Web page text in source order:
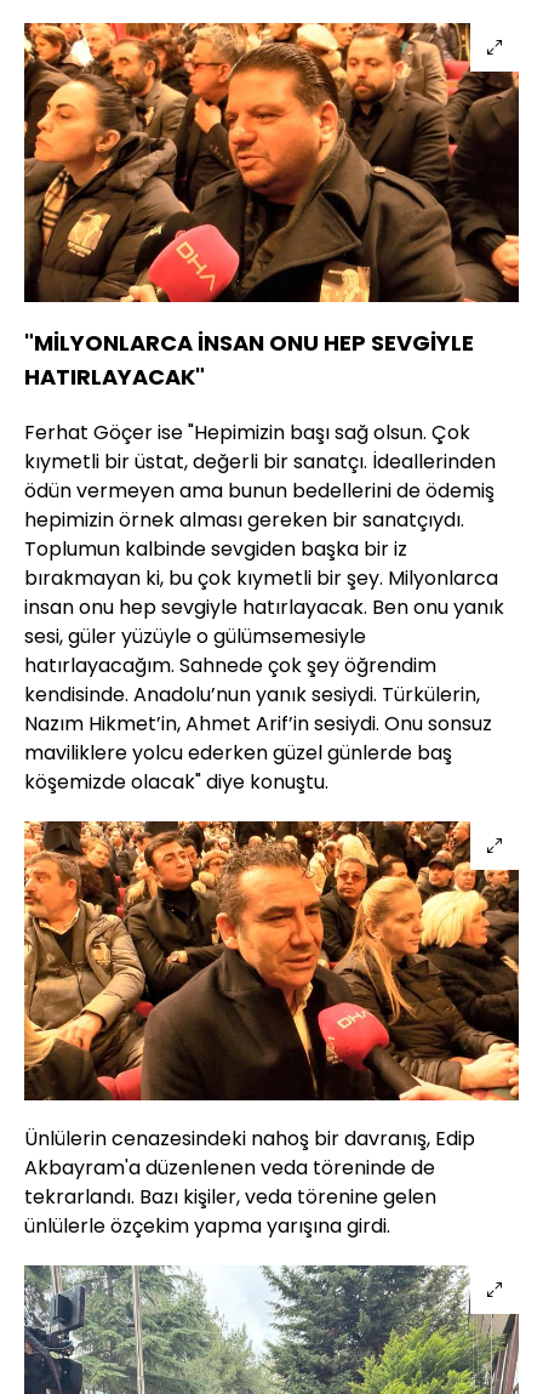
"MİLYONLARCA İNSAN ONU HEP SEVGİYLE
HATIRLAYACAK"
Ferhat Göçer ise "Hepimizin başı sağ olsun. Çok
kıymetli bir üstat, değerli bir sanatçı. İdeallerinden
ödün vermeyen ama bunun bedellerini de ödemiş
hepimizin örnek alması gereken bir sanatçıydı.
Toplumun kalbinde sevgiden başka bir iz
bırakmayan ki, bu çok kıymetli bir şey. Milyonlarca
insan onu hep sevgiyle hatırlayacak. Ben onu yanık
sesi, güler yüzüyle o gülümsemesiyle
hatırlayacağım. Sahnede çok şey öğrendim
kendisinde. Anadolu’nun yanık sesiydi. Türkülerin,
Nazım Hikmet’in, Ahmet Arif’in sesiydi. Onu sonsuz
maviliklere yolcu ederken güzel günlerde baş
köşemizde olacak" diye konuştu.
Ünlülerin cenazesindeki nahoş bir davranış, Edip
Akbayram'a düzenlenen veda töreninde de
tekrarlandı. Bazı kişiler, veda törenine gelen
ünlülerle özçekim yapma yarışına girdi.